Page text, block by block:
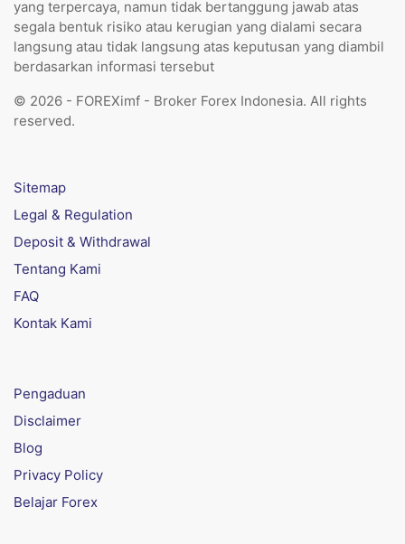
yang terpercaya, namun tidak bertanggung jawab atas
segala bentuk risiko atau kerugian yang dialami secara
langsung atau tidak langsung atas keputusan yang diambil
berdasarkan informasi tersebut
© 2026 - FOREXimf - Broker Forex Indonesia. All rights
reserved.
Sitemap
Legal & Regulation
Deposit & Withdrawal
Tentang Kami
FAQ
Kontak Kami
Pengaduan
Disclaimer
Blog
Privacy Policy
Belajar Forex